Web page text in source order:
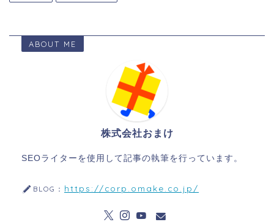
ABOUT ME
株式会社おまけ
SEOライターを使用して記事の執筆を行っています。
BLOG： https://corp.omake.co.jp/